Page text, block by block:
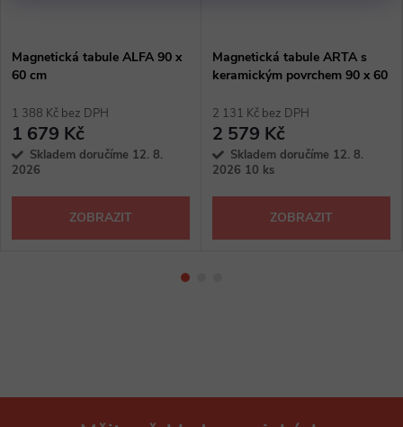
Magnetická tabule ALFA 90 x
60 cm
1 388 Kč bez DPH
1 679 Kč
Skladem doručíme 12. 8.
2026
ZOBRAZIT
Magnetická tabule ARTA s
keramickým povrchem 90 x 60
2 131 Kč bez DPH
2 579 Kč
Skladem doručíme 12. 8.
2026 10 ks
ZOBRAZIT